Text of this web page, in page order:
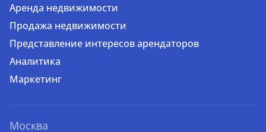
Аренда недвижимости
Продажа недвижимости
Представление интересов арендаторов
Аналитика
Маркетинг
Москва